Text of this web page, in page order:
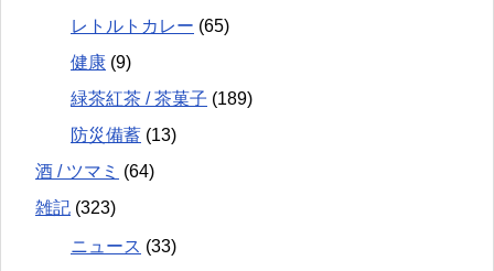
レトルトカレー (65)
健康 (9)
緑茶紅茶 / 茶菓子 (189)
防災備蓄 (13)
酒 / ツマミ (64)
雑記 (323)
ニュース (33)